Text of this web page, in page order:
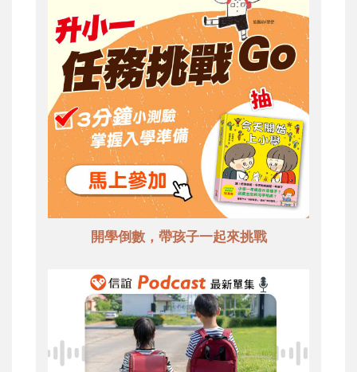
開學倒數，帶孩子一起來挑戰